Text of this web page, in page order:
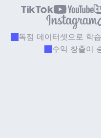
독점 데이터셋으로 학
수익 창출이